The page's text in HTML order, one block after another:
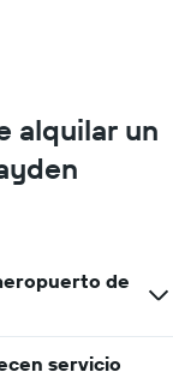
alquilar un
de
servicio